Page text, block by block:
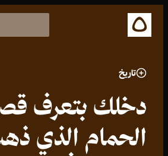
تاريخ
دخلك بتعرف
الحمام الذي